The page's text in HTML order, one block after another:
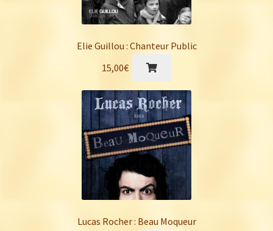
Elie Guillou : Chanteur Public
15,00€
Lucas Rocher : Beau Moqueur